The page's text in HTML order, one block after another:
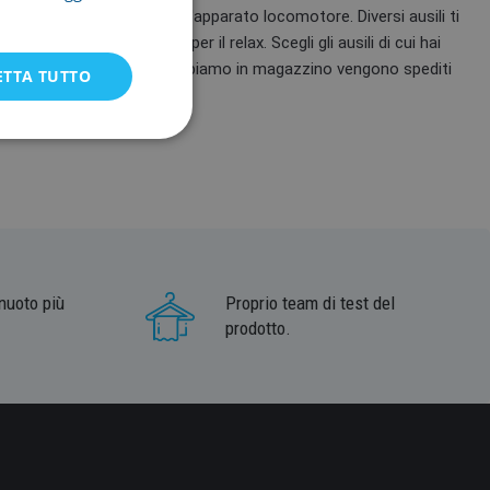
di salute e ad alleviare l'apparato locomotore. Diversi ausili ti
tensione dei muscoli e per il relax. Scegli gli ausili di cui hai
la riabilitazione che abbiamo in magazzino vengono spediti
più
Proprio team di test del
prodotto.
TUTTO